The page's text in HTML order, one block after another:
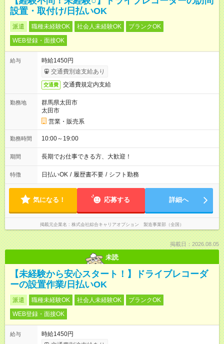
設置・取付け/日払いOK
派遣 職種未経験OK 社会人未経験OK
ブランクOK
WEB登録・面接OK
給与
時給1450円
交通費別途支給あり
交通費 交通費規定内支給
勤務地
群馬県太田市
太田市
営業・販売系
勤務時間 10:00～19:00
期間 長期でお仕事できる方、大歓迎！
特徴 日払いOK / 履歴書不要 / シフト勤務
気になる！ 応募する 詳細へ
掲載元企業名 株式会社綜合キャリアオプション 製造事業部（全国）
掲載日：2026.08.05
未読
【未経験から安心スタート！】ドライブレコーダ
ーの設置作業/日払いOK
派遣 職種未経験OK 社会人未経験OK
ブランクOK
WEB登録・面接OK
給与
時給1450円